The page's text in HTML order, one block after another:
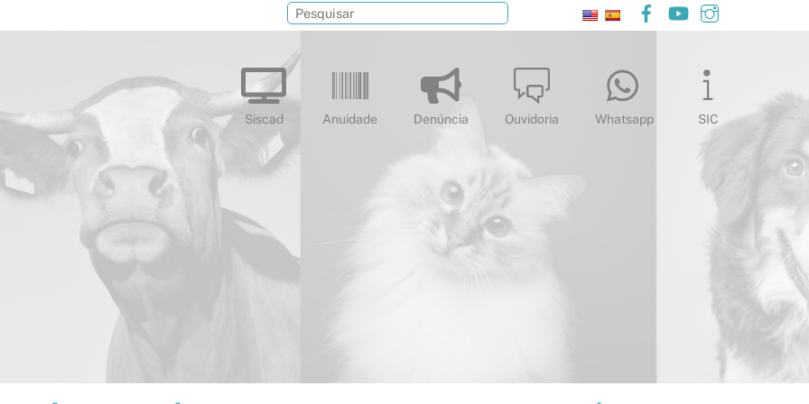
Facebook
YouTube
Siscad Anuidade Denúncia Ouvidoria Whatsapp SIC